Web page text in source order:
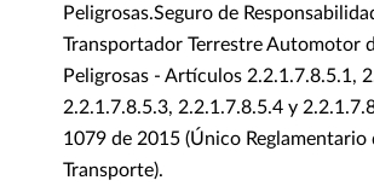
Peligrosas.Seguro de
Transportador Terrestre Automotor
Peligrosas - Artículos 2.2.1.7.8.5.1,
2.2.1.7.8.5.3, 2.2.1.7.8.5.4 y
1079 de 2015 (Único Reglamentario
Transporte).